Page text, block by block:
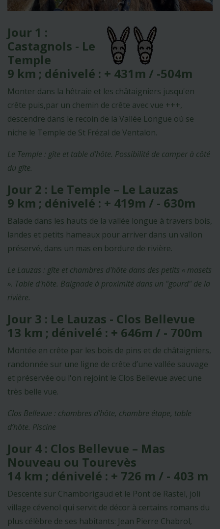
Jour 1 :
Castagnols - Le
Temple
9 km ; dénivelé : + 431m / -504m
Monter dans la hêtraie et les châtaigniers jusqu'en
crête puis,par un chemin de crête avec vue +++,
descendre dans le recoin de la Vallée Longue où se
niche le Temple de St Frézal de Ventalon.
Le Temple : gîte et table d’hôte. Possibilité de camper à côté
du gîte.
Jour 2 : Le Temple – Le Lauzas
9 km ; dénivelé : + 419m / - 630m
Balade dans les hauts de la vallée longue à travers bois,
landes et petits hameaux pour arriver dans un vallon
préservé, dans un mas en bordure de rivière.
Le Lauzas : gîte et chambres d'hôte dans des petits « masets
». Table d'hôte. Baignade à proximité dans un "gourd" de la
rivière.
Jour 3 : Le Lauzas - Clos Bellevue
13 km ; dénivelé : + 646m / - 700m
Montée en crête par les bois de pins et de châtaigniers,
randonnée sur une ligne de crête d’une vallée sauvage
et préservée ou l'on rejoint le Clos Bellevue avec une
très belle vue.
Clos Bellevue : chambres d’hôte, chambre étape, table
d’hôte. Piscine
Jour 4 : Clos Bellevue – Mas
Nouveau ou Tourevès
14 km ; dénivelé : + 726 m / - 403 m
Descente sur Chamborigaud et le Pont de Rastel, joli
village cévenol qui servit de décor à certains romans du
plus célèbre de ses habitants: Jean Pierre Chabrol,